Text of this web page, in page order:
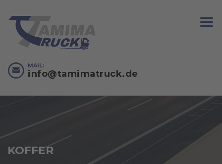
MAIL:
info@tamimatruck.de
KOFFER